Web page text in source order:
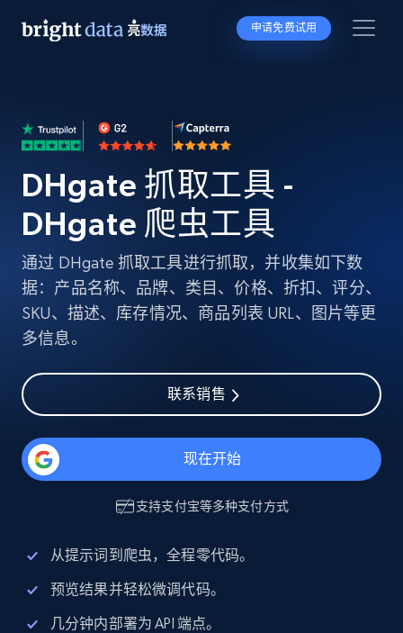
申请免费试用
DHgate 抓取工具 -
DHgate 爬虫工具
通过 DHgate 抓取工具进行抓取，并收集如下数
据：产品名称、品牌、类目、价格、折扣、评分、
SKU、描述、库存情况、商品列表 URL、图片等更
多信息。
联系销售
现在开始
支持支付宝等多种支付方式
从提示词到爬虫，全程零代码。
预览结果并轻松微调代码。
几分钟内部署为 API 端点。